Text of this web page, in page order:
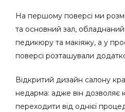
На першому поверсі ми
та основний зал,
педикюру та макіяжу, а у
поверсі розташували
Відкритий дизайн салону
недарма: адже він дозволяє
переходити від однієї